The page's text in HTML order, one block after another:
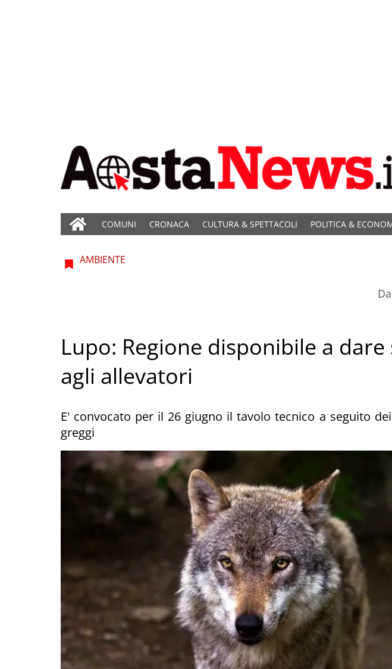
COMUNI CRONACA CULTURA & SPETTACOLI POLITICA &
AMBIENTE
Lupo: Regione disponibile a
agli allevatori
E' convocato per il 26 giugno il tavolo tecnico a seguito
greggi